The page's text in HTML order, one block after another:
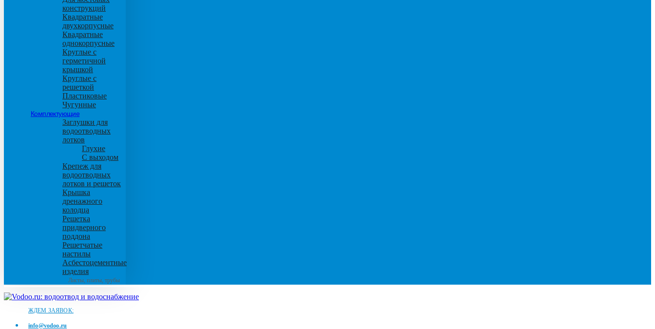
конструкций
Квадратные
двухкорпусные
Квадратные
однокорпусные
Круглые с
герметичной
крышкой
Круглые с
решеткой
Пластиковые
Чугунные
Комплектующие
Заглушки для
водоотводных
лотков
Глухие
С выходом
Крепеж для
водоотводных
лотков и решеток
Крышка
дренажного
колодца
Решетка
придверного
поддона
Решетчатые
настилы
Асбестоцементные
изделия
Листы, плиты, трубы
ЖДЕМ ЗАЯВОК:
info@vodoo.ru